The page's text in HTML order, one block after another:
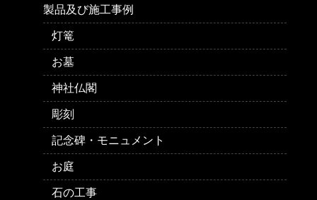
製品及び施工事例
灯篭
お墓
神社仏閣
彫刻
記念碑・モニュメント
お庭
石の工事